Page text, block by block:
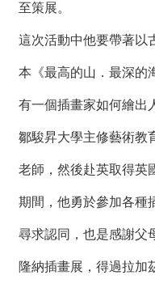
至策展。
這次活動中他要帶著以
本《最高的山．最深的
有一個插畫家如何繪出
鄒駿昇大學主修藝術教
老師，然後赴英取得英
期間，他勇於參加各種
尋求認同，也是感謝父
隆納插畫展，得過拉加